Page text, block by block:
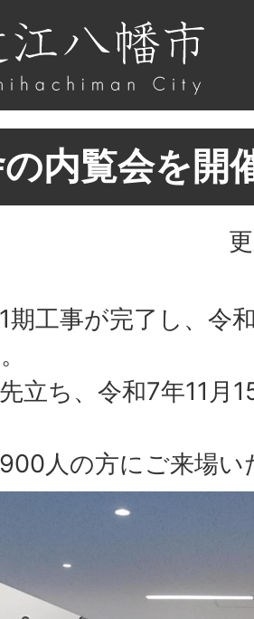
内覧会を開
期工事が完了し、令
立ち、令和7年11月
人の方にご来場